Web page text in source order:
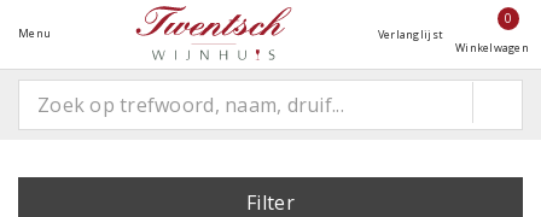
Menu Verlanglijst
0
Winkelwagen
Filter